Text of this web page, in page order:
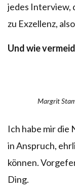
jedes Interview,
zu Exzellenz,
Und wie
Margrit
Ich habe mir die
in Anspruch,
können.
Ding.